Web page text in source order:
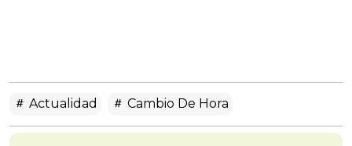
Actualidad Cambio De Hora